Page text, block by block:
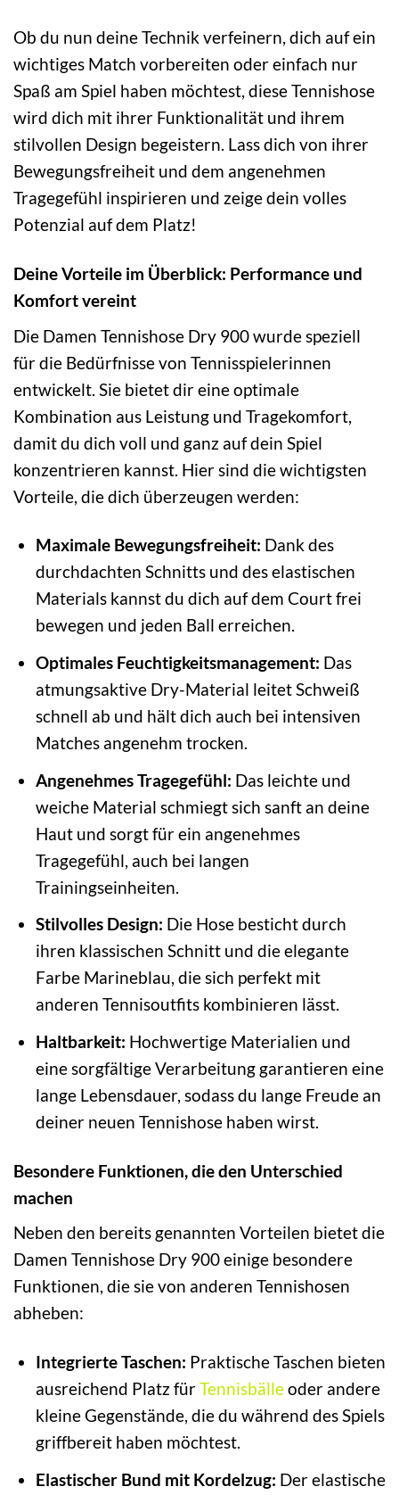
Ob du nun deine Technik verfeinern, dich auf ein
wichtiges Match vorbereiten oder einfach nur
Spaß am Spiel haben möchtest, diese Tennishose
wird dich mit ihrer Funktionalität und ihrem
stilvollen Design begeistern. Lass dich von ihrer
Bewegungsfreiheit und dem angenehmen
Tragegefühl inspirieren und zeige dein volles
Potenzial auf dem Platz!
Deine Vorteile im Überblick: Performance und
Komfort vereint
Die Damen Tennishose Dry 900 wurde speziell
für die Bedürfnisse von Tennisspielerinnen
entwickelt. Sie bietet dir eine optimale
Kombination aus Leistung und Tragekomfort,
damit du dich voll und ganz auf dein Spiel
konzentrieren kannst. Hier sind die wichtigsten
Vorteile, die dich überzeugen werden:
Maximale Bewegungsfreiheit: Dank des
durchdachten Schnitts und des elastischen
Materials kannst du dich auf dem Court frei
bewegen und jeden Ball erreichen.
Optimales Feuchtigkeitsmanagement: Das
atmungsaktive Dry-Material leitet Schweiß
schnell ab und hält dich auch bei intensiven
Matches angenehm trocken.
Angenehmes Tragegefühl: Das leichte und
weiche Material schmiegt sich sanft an deine
Haut und sorgt für ein angenehmes
Tragegefühl, auch bei langen
Trainingseinheiten.
Stilvolles Design: Die Hose besticht durch
ihren klassischen Schnitt und die elegante
Farbe Marineblau, die sich perfekt mit
anderen Tennisoutfits kombinieren lässt.
Haltbarkeit: Hochwertige Materialien und
eine sorgfältige Verarbeitung garantieren eine
lange Lebensdauer, sodass du lange Freude an
deiner neuen Tennishose haben wirst.
Besondere Funktionen, die den Unterschied
machen
Neben den bereits genannten Vorteilen bietet die
Damen Tennishose Dry 900 einige besondere
Funktionen, die sie von anderen Tennishosen
abheben:
Integrierte Taschen: Praktische Taschen bieten
ausreichend Platz fürTennisbälleoder andere
kleine Gegenstände, die du während des Spiels
griffbereit haben möchtest.
Elastischer Bund mit Kordelzug: Der elastische